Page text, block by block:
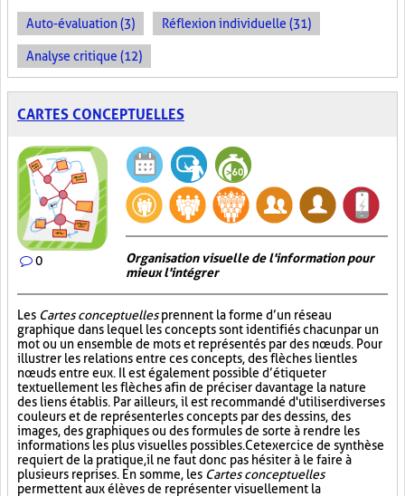
Auto-évaluation (3) Réflexion individuelle (31)
Analyse critique (12)
CARTES CONCEPTUELLES
0
Organisation visuelle de l'information pour
mieux l'intégrer
Les Cartes conceptuellesprennent la forme d’un réseau
graphique dans lequel les concepts sont identifiés chacun par un
mot ou un ensemble de mots et représentés par des nœuds. Pour
illustrer les relations entre ces concepts, des flèches lient les
nœuds entre eux. Il est également possible d’étiqueter
textuellement les flèches afin de préciser davantage la nature
des liens établis. Par ailleurs, il est recommandé d'utiliser diverses
couleurs et de représenter les concepts par des dessins, des
images, des graphiques ou des formules de sorte à rendre les
informations les plus visuelles possibles. Cet exercice de synthèse
requiert de la pratique, il ne faut donc pas hésiter à le faire à
plusieurs reprises. En somme, les Cartes conceptuelles
permettent aux élèves de représenter visuellement la